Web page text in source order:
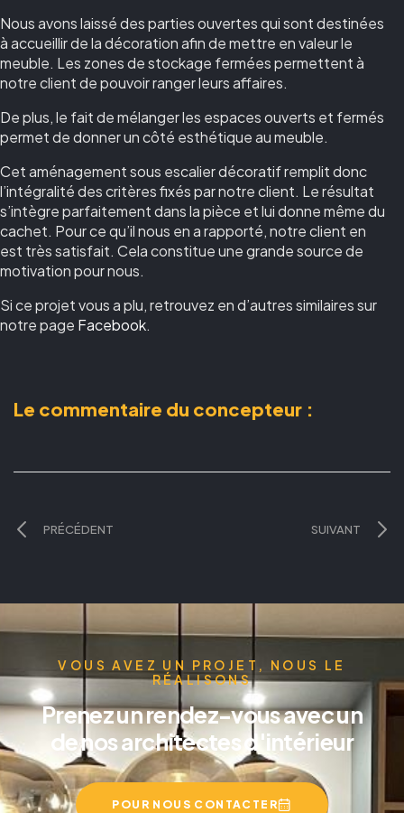
Nous avons laissé des parties ouvertes qui sont destinées
à accueillir de la décoration afin de mettre en valeur le
meuble. Les zones de stockage fermées permettent à
notre client de pouvoir ranger leurs affaires.
De plus, le fait de mélanger les espaces ouverts et fermés
permet de donner un côté esthétique au meuble.
Cet aménagement sous escalier décoratif remplit donc
l’intégralité des critères fixés par notre client. Le résultat
s’intègre parfaitement dans la pièce et lui donne même du
cachet. Pour ce qu’il nous en a rapporté, notre client en
est très satisfait. Cela constitue une grande source de
motivation pour nous.
Si ce projet vous a plu, retrouvez en d’autres similaires sur
notre page Facebook.
Le commentaire du concepteur :
PRÉCÉDENT SUIVANT
VOUS AVEZ UN PROJET, NOUS LE
RÉALISONS
Prenez un rendez-vous avec un
de nos architectes d'intérieur
POUR NOUS CONTACTER